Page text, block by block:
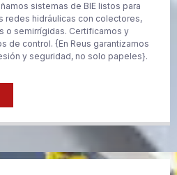
sistemas de BIE listos para
redes hidráulicas con colectores,
o semirrígidas. Certificamos y
de control. {En Reus garantizamos
y seguridad, no solo papeles}.